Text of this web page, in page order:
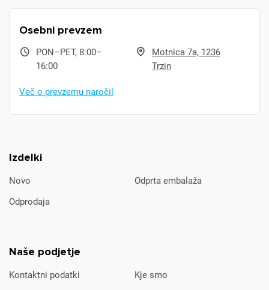
Izdelki
Novo
Odprta embalaža
Odprodaja
Naše podjetje
Kontaktni podatki
Kje smo
Osebni prevzem
PON–PET, 8:00–
16:00
Motnica 7a, 1236
Trzin
Več o prevzemu naročil